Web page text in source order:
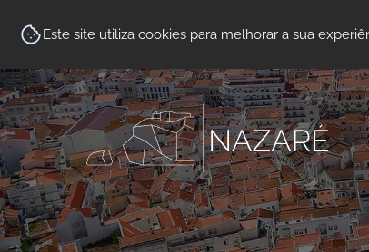
Este site utiliza cookies para melhorar a sua